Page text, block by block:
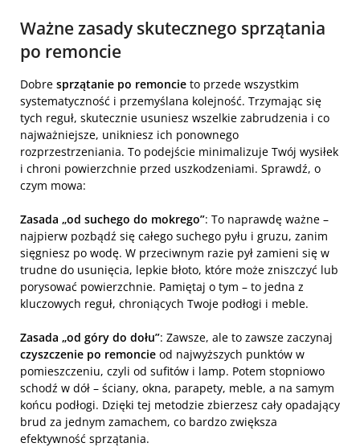
Ważne zasady skutecznego sprzątania
po remoncie
Dobre sprzątanie po remoncie to przede wszystkim
systematyczność i przemyślana kolejność. Trzymając się
tych reguł, skutecznie usuniesz wszelkie zabrudzenia i co
najważniejsze, unikniesz ich ponownego
rozprzestrzeniania. To podejście minimalizuje Twój wysiłek
i chroni powierzchnie przed uszkodzeniami. Sprawdź, o
czym mowa:
Zasada „od suchego do mokrego”: To naprawdę ważne –
najpierw pozbądź się całego suchego pyłu i gruzu, zanim
sięgniesz po wodę. W przeciwnym razie pył zamieni się w
trudne do usunięcia, lepkie błoto, które może zniszczyć lub
porysować powierzchnie. Pamiętaj o tym – to jedna z
kluczowych reguł, chroniących Twoje podłogi i meble.
Zasada „od góry do dołu”: Zawsze, ale to zawsze zaczynaj
czyszczenie po remoncie od najwyższych punktów w
pomieszczeniu, czyli od sufitów i lamp. Potem stopniowo
schodź w dół – ściany, okna, parapety, meble, a na samym
końcu podłogi. Dzięki tej metodzie zbierzesz cały opadający
brud za jednym zamachem, co bardzo zwiększa
efektywność sprzątania.